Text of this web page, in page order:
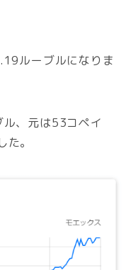
ルーブルになりま
、元は53コペイ
。